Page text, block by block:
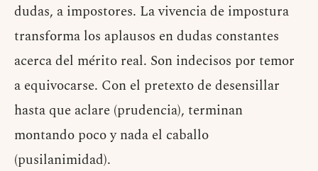
dudas, a impostores. La vivencia de impostura
transforma los aplausos en dudas constantes
acerca del mérito real. Son indecisos por temor
a equivocarse. Con el pretexto de desensillar
hasta que aclare (prudencia), terminan
montando poco y nada el caballo
(pusilanimidad).